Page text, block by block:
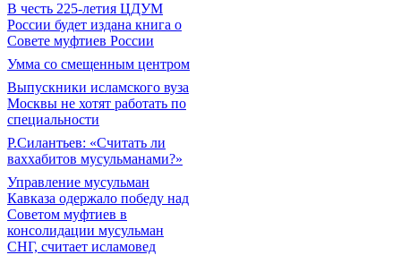
В честь 225-летия ЦДУМ
России будет издана книга о
Совете муфтиев России
Умма со смещенным центром
Выпускники исламского вуза
Москвы не хотят работать по
специальности
Р.Силантьев: «Считать ли
ваххабитов мусульманами?»
Управление мусульман
Кавказа одержало победу над
Советом муфтиев в
консолидации мусульман
СНГ, считает исламовед